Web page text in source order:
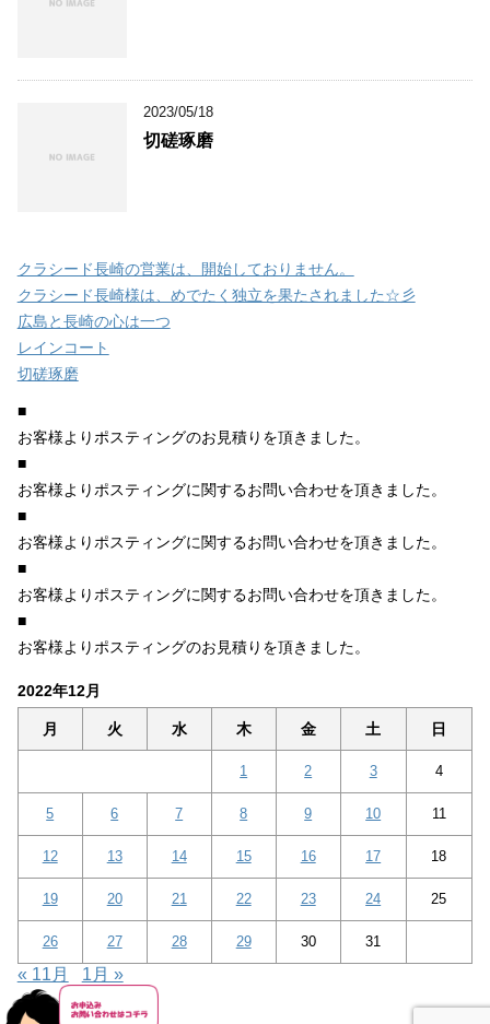
2023/05/18
切磋琢磨
クラシード長崎の営業は、開始しておりません。
クラシード長崎様は、めでたく独立を果たされました☆彡
広島と長崎の心は一つ
レインコート
切磋琢磨
■
お客様よりポスティングのお見積りを頂きました。
■
お客様よりポスティングに関するお問い合わせを頂きました。
■
お客様よりポスティングに関するお問い合わせを頂きました。
■
お客様よりポスティングに関するお問い合わせを頂きました。
■
お客様よりポスティングのお見積りを頂きました。
2022年12月
月 火 水 木 金 土 日
1 2 3 4
5 6 7 8 9 10 11
12 13 14 15 16 17 18
19 20 21 22 23 24 25
26 27 28 29 30 31
« 11月 1月 »